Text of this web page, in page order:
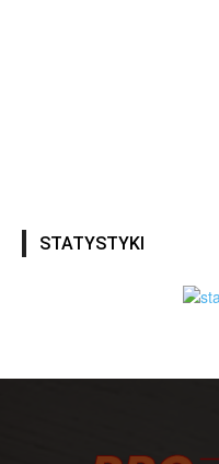
STATYSTYKI